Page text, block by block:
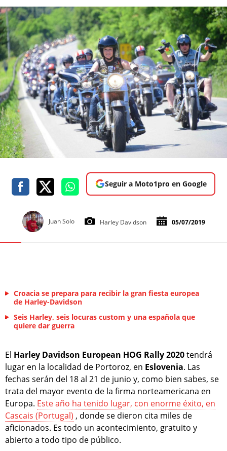
Seguir a Moto1pro en Google
Juan Solo Harley Davidson 05/07/2019
Croacia se prepara para recibir la gran fiesta europea
de Harley-Davidson
Seis Harley, seis locuras custom y una española que
quiere dar guerra
El Harley Davidson European HOG Rally 2020tendrá
lugar en la localidad de Portoroz, en Eslovenia. Las
fechas serán del 18 al 21 de junio y, como bien sabes, se
trata del mayor evento de la firma norteamericana en
Europa. Este año ha tenido lugar, con enorme éxito, en
Cascais (Portugal) , donde se dieron cita miles de
aficionados. Es todo un acontecimiento, gratuito y
abierto a todo tipo de público.